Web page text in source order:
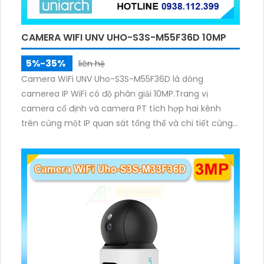
CAMERA WIFI UNV UHO-S3S-M55F36D 10MP
5%-35%
liên hệ
Camera WiFi UNV Uho-S3S-M55F36D là dòng
camerea IP WiFi có độ phân giải 10MP.Trang vị
camera cố định và camera PT tích hợp hai kênh
trên cùng một IP quan sát tổng thể và chi tiết cùng
ánh sáng. Kết hợp hồng ngoại và đèn ấm cho hình
ảnh có màu trong nhiều điều kiện khác nhau trong
phạm vi 3m.